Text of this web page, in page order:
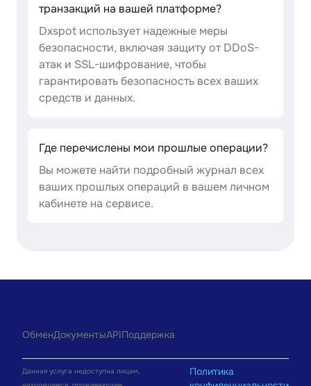
транзакций на вашей платформе?
Dxspot использует надежные меры
безопасности, включая защиту от DDoS-
атак и SSL-шифрование, чтобы
гарантировать безопасность всех ваших
средств и данных.
Где перечислены мои прошлые операции?
Вы можете найти подробный журнал всех
ваших прошлых операций в вашем личном
кабинете на сервисе.
ОбменДокументыAPIПоддержка
Данная услуга недоступна лицам,
Политика